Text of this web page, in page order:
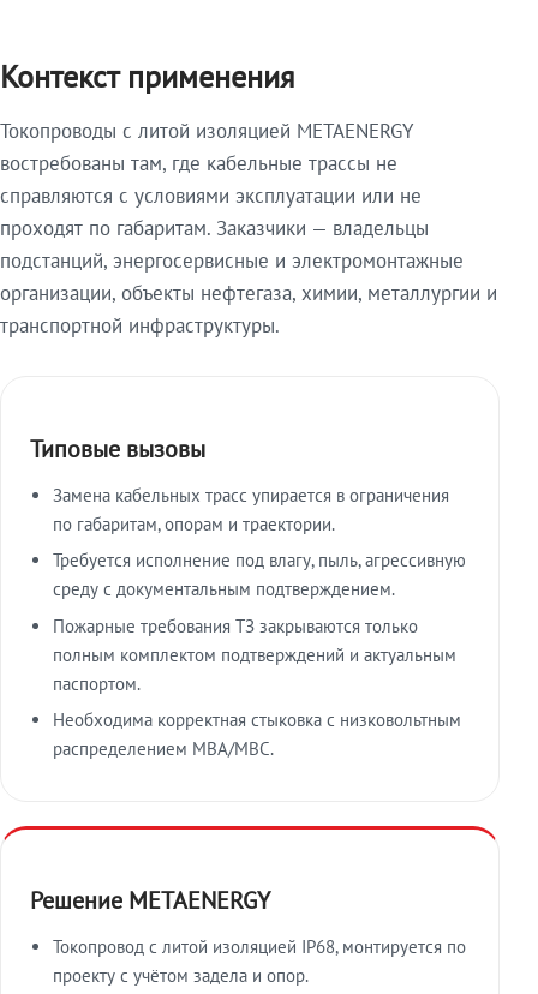
Контекст применения
Токопроводы с литой изоляцией METAENERGY
востребованы там, где кабельные трассы не
справляются с условиями эксплуатации или не
проходят по габаритам. Заказчики — владельцы
подстанций, энергосервисные и электромонтажные
организации, объекты нефтегаза, химии, металлургии и
транспортной инфраструктуры.
Типовые вызовы
Замена кабельных трасс упирается в ограничения
по габаритам, опорам и траектории.
Требуется исполнение под влагу, пыль, агрессивную
среду с документальным подтверждением.
Пожарные требования ТЗ закрываются только
полным комплектом подтверждений и актуальным
паспортом.
Необходима корректная стыковка с низковольтным
распределением МВА/МВС.
Решение METAENERGY
Токопровод с литой изоляцией IP68, монтируется по
проекту с учётом задела и опор.